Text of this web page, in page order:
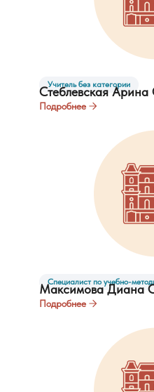
Учитель без категории
Стеблевская Арина
Подробнее
Специалист по учебно-
Максимова Диана
Подробнее